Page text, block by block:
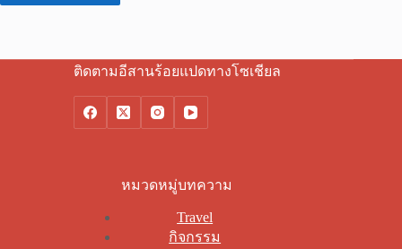
ติดตามอีสานร้อยแปดทางโซเชียล
หมวดหมู่บทความ
Travel
กิจกรรม